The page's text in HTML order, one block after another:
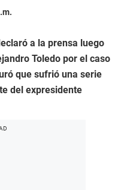
a la prensa luego
Toledo por el caso
que sufrió una serie
del expresidente